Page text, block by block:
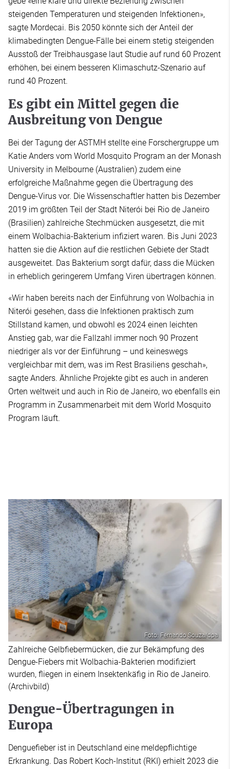
steigenden Temperaturen und steigenden Infektionen»,
sagte Mordecai. Bis 2050 könnte sich der Anteil der
klimabedingten Dengue-Fälle bei einem stetig steigenden
Ausstoß der Treibhausgase laut Studie auf rund 60 Prozent
erhöhen, bei einem besseren Klimaschutz-Szenario auf
rund 40 Prozent.
Es gibt ein Mittel gegen die
Ausbreitung von Dengue
Bei der Tagung der ASTMH stellte eine Forschergruppe um
Katie Anders vom World Mosquito Program an der Monash
University in Melbourne (Australien) zudem eine
erfolgreiche Maßnahme gegen die Übertragung des
Dengue-Virus vor. Die Wissenschaftler hatten bis Dezember
2019 im größten Teil der Stadt Niterói bei Rio de Janeiro
(Brasilien) zahlreiche Stechmücken ausgesetzt, die mit
einem Wolbachia-Bakterium infiziert waren. Bis Juni 2023
hatten sie die Aktion auf die restlichen Gebiete der Stadt
ausgeweitet. Das Bakterium sorgt dafür, dass die Mücken
in erheblich geringerem Umfang Viren übertragen können.
«Wir haben bereits nach der Einführung von Wolbachia in
Niterói gesehen, dass die Infektionen praktisch zum
Stillstand kamen, und obwohl es 2024 einen leichten
Anstieg gab, war die Fallzahl immer noch 90 Prozent
niedriger als vor der Einführung – und keineswegs
vergleichbar mit dem, was im Rest Brasiliens geschah»,
sagte Anders. Ähnliche Projekte gibt es auch in anderen
Orten weltweit und auch in Rio de Janeiro, wo ebenfalls ein
Programm in Zusammenarbeit mit dem World Mosquito
Program läuft.
Foto: Fernando Souza/dpa
Zahlreiche Gelbfiebermücken, die zur Bekämpfung des
Dengue-Fiebers mit Wolbachia-Bakterien modifiziert
wurden, fliegen in einem Insektenkäfig in Rio de Janeiro.
(Archivbild)
Dengue-Übertragungen in
Europa
Denguefieber ist in Deutschland eine meldepflichtige
Erkrankung. Das Robert Koch-Institut (RKI) erhielt 2023 die